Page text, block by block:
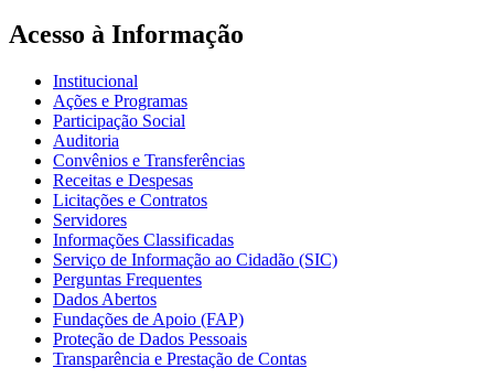
Acesso à Informação
Institucional
Ações e Programas
Participação Social
Auditoria
Convênios e Transferências
Receitas e Despesas
Licitações e Contratos
Servidores
Informações Classificadas
Serviço de Informação ao Cidadão (SIC)
Perguntas Frequentes
Dados Abertos
Fundações de Apoio (FAP)
Proteção de Dados Pessoais
Transparência e Prestação de Contas